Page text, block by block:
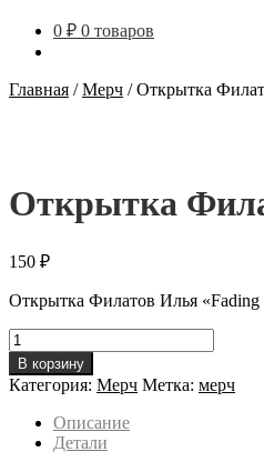
0 ₽ 0 товаров
Главная /Мерч /Открытка
Открытка
150 ₽
Открытка Филатов Илья «Fading
Количество
товара
Открытка
Филатов
Илья
"Fading
memory"
В корзину
Категория: Мерч Метка: мерч
Описание
Детали